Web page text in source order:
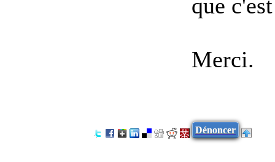
que
Merci.
Dénoncer